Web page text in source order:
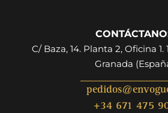
C/ Baza, 14. Planta 2, Oficina 1.
Granada
+34 671 475